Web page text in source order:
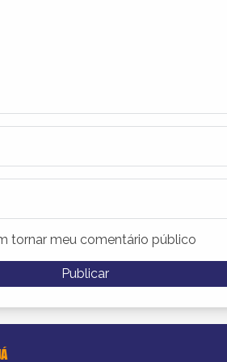
tornar meu comentário público